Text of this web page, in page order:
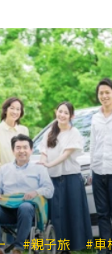
#親子旅 #